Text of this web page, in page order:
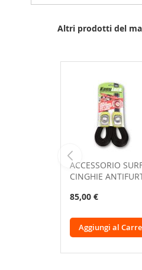
Altri prodotti del
ACCESSORIO
CINGHIE
85,00 €
Aggiungi al